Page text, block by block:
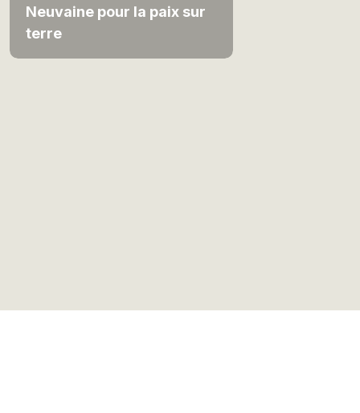
Neuvaine pour la paix sur
terre